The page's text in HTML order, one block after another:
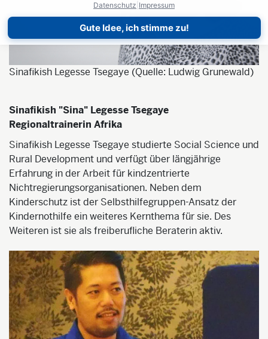
Datenschutz Impressum
Gute Idee, ich stimme zu!
Sinafikish Legesse Tsegaye (Quelle: Ludwig Grunewald)
Sinafikish "Sina" Legesse Tsegaye
Regionaltrainerin Afrika
Sinafikish Legesse Tsegaye studierte Social Science und
Rural Development und verfügt über längjährige
Erfahrung in der Arbeit für kindzentrierte
Nichtregierungsorganisationen. Neben dem
Kinderschutz ist der Selbsthilfegruppen-Ansatz der
Kindernothilfe ein weiteres Kernthema für sie. Des
Weiteren ist sie als freiberufliche Beraterin aktiv.